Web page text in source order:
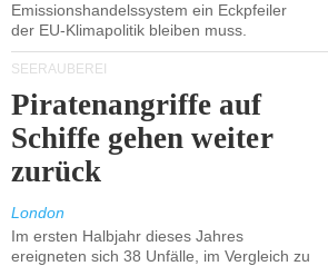
Emissionshandelssystem ein Eckpfeiler
der EU-Klimapolitik bleiben muss.
SEERÄUBEREI
Piratenangriffe auf
Schiffe gehen weiter
zurück
London
Im ersten Halbjahr dieses Jahres
ereigneten sich 38 Unfälle, im Vergleich zu